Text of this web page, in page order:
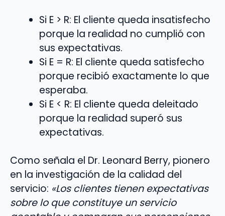
Si E > R: El cliente queda insatisfecho
porque la realidad no cumplió con
sus expectativas.
Si E = R: El cliente queda satisfecho
porque recibió exactamente lo que
esperaba.
Si E < R: El cliente queda deleitado
porque la realidad superó sus
expectativas.
Como señala el Dr. Leonard Berry, pionero
en la investigación de la calidad del
servicio: «Los clientes tienen expectativas
sobre lo que constituye un servicio